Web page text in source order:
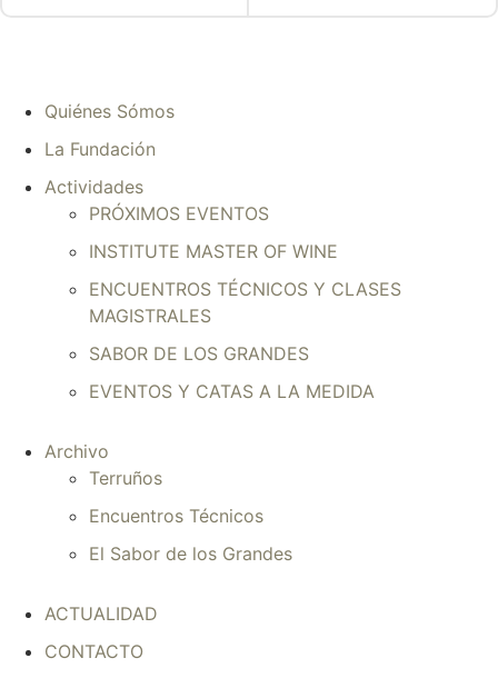
Quiénes Sómos
La Fundación
Actividades
PRÓXIMOS EVENTOS
INSTITUTE MASTER OF WINE
ENCUENTROS TÉCNICOS Y CLASES
MAGISTRALES
SABOR DE LOS GRANDES
EVENTOS Y CATAS A LA MEDIDA
Archivo
Terruños
Encuentros Técnicos
El Sabor de los Grandes
ACTUALIDAD
CONTACTO